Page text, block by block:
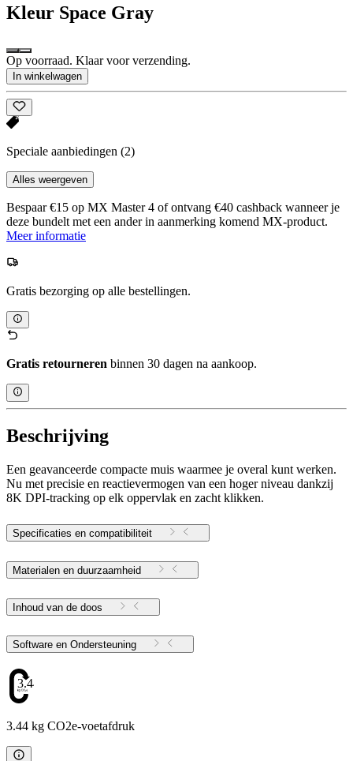
Kleur Space Gray
Op voorraad. Klaar voor verzending.
In winkelwagen
Speciale aanbiedingen (2)
Alles weergeven
Bespaar €15 op MX Master 4 of ontvang €40 cashback wanneer je
deze bundelt met een ander in aanmerking komend MX-product.
Meer informatie
Gratis bezorging op alle bestellingen.
Gratis retourneren binnen 30 dagen na aankoop.
Beschrijving
Een geavanceerde compacte muis waarmee je overal kunt werken.
Nu met precisie en reactievermogen van een hoger niveau dankzij
8K DPI-tracking op elk oppervlak en zacht klikken.
Specificaties en compatibiliteit
Materialen en duurzaamheid
Inhoud van de doos
Software en Ondersteuning
3.44
3.44 kg CO2e-voetafdruk